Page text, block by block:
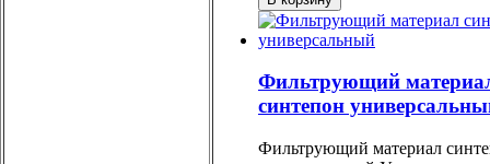
Фильтрующий
синтепон
Фильтрующий материал